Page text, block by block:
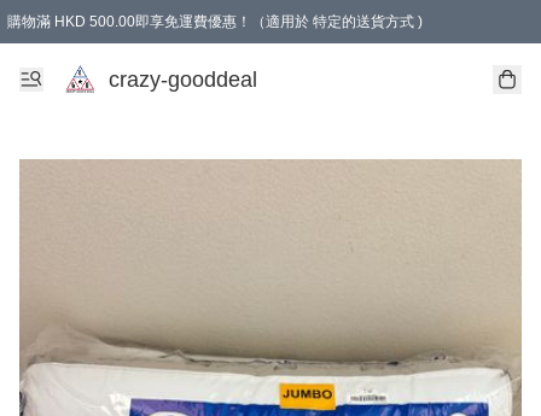
購物滿 HKD 500.00即享免運費優惠！（適用於 特定的送貨方式 )
成為會員可享免費禮品
crazy-gooddeal